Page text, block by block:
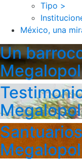
Tipo >
México, una
Un